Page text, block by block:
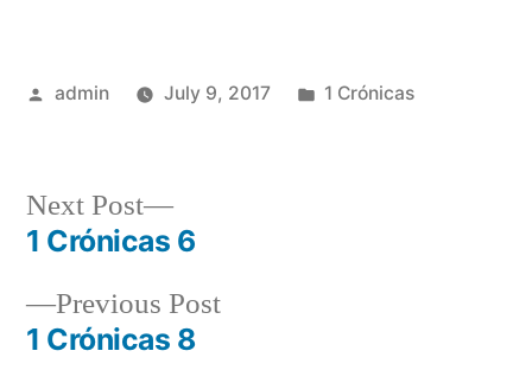
Posted
admin July 9, 2017
Posted
1 Crónicas
Post
navigation
Previous PostPrevious
1 Crónicas 8
Next Post
Next
post:
1 Crónicas 6